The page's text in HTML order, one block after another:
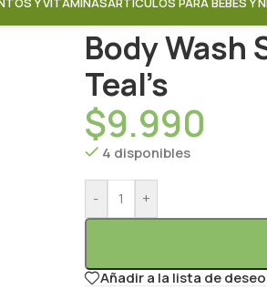
Body Wash
Teal’s
$9.990
4 disponibles
- +
Añadir a la lista de